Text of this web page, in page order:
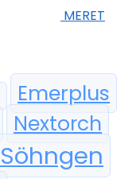
MERET
Emerplus
Nextorch
Söhngen